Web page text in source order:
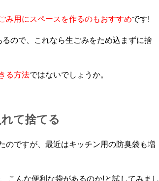
み用にスペースを作るのもおすすめです!
ので、これなら生ごみをため込まずに捨
る方法ではないでしょうか。
て捨てる
のですが、最近はキッチン用の防臭袋も増
こんな便利な袋があるのか!と試してみまし